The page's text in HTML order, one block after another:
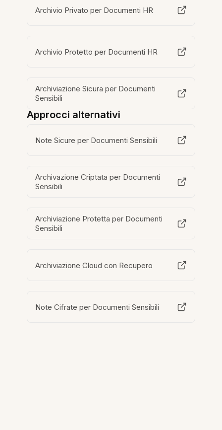
Archivio Privato per Documenti HR
Archivio Protetto per Documenti HR
Archiviazione Sicura per Documenti
Sensibili
Approcci alternativi
Note Sicure per Documenti Sensibili
Archivazione Criptata per Documenti
Sensibili
Archiviazione Protetta per Documenti
Sensibili
Archiviazione Cloud con Recupero
Note Cifrate per Documenti Sensibili